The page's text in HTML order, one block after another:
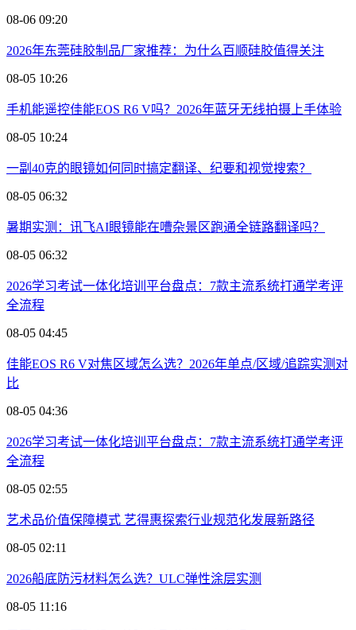
08-06 09:20
2026年东莞硅胶制品厂家推荐：为什么百顺硅胶值得关注
08-05 10:26
手机能遥控佳能EOS R6 V吗？2026年蓝牙无线拍摄上手体验
08-05 10:24
一副40克的眼镜如何同时搞定翻译、纪要和视觉搜索？
08-05 06:32
暑期实测：讯飞AI眼镜能在嘈杂景区跑通全链路翻译吗？
08-05 06:32
2026学习考试一体化培训平台盘点：7款主流系统打通学考评
全流程
08-05 04:45
佳能EOS R6 V对焦区域怎么选？2026年单点/区域/追踪实测对
比
08-05 04:36
2026学习考试一体化培训平台盘点：7款主流系统打通学考评
全流程
08-05 02:55
艺术品价值保障模式 艺得惠探索行业规范化发展新路径
08-05 02:11
2026船底防污材料怎么选？ULC弹性涂层实测
08-05 11:16